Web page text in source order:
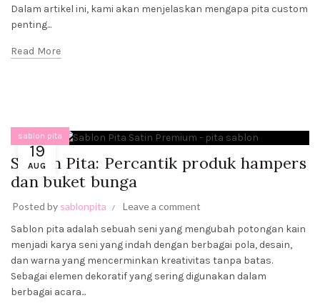
Dalam artikel ini, kami akan menjelaskan mengapa pita custom
penting...
Read More
19
AUG
sablon pita
Sablon Pita: Percantik produk hampers
dan buket bunga
Posted by sablonpita
Leave a comment
Sablon pita adalah sebuah seni yang mengubah potongan kain
menjadi karya seni yang indah dengan berbagai pola, desain,
dan warna yang mencerminkan kreativitas tanpa batas.
Sebagai elemen dekoratif yang sering digunakan dalam
berbagai acara...
August 19,
2023
No
PRODUK
August 19,
Comments